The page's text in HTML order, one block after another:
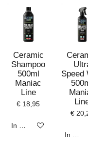
Ceramic
Shampoo
500ml
Maniac
Line
€ 18,95
In winkelwagen
Speed
€
In